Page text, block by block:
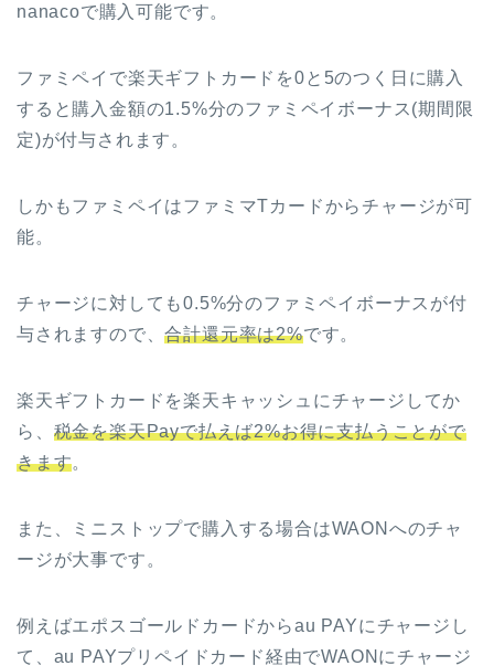
nanacoで購入可能です。
ファミペイで楽天ギフトカードを0と5のつく日に購入
すると購入金額の1.5%分のファミペイボーナス(期間限
定)が付与されます。
しかもファミペイはファミマTカードからチャージが可
能。
チャージに対しても0.5%分のファミペイボーナスが付
与されますので、合計還元率は2%です。
楽天ギフトカードを楽天キャッシュにチャージしてか
ら、 税金を楽天Payで払えば2%お得に支払うことがで
きます。
また、ミニストップで購入する場合はWAONへのチャ
ージが大事です。
例えばエポスゴールドカードからau PAYにチャージし
て、au PAYプリペイドカード経由でWAONにチャージ